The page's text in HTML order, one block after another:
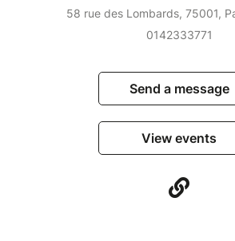
58 rue des Lombards, 75001,
0142333771
Send a message
View events